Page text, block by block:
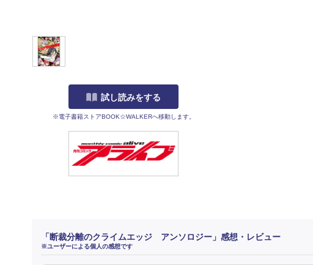
試し読みをする
※電子書籍ストアBOOK☆WALKERへ移動します。
「断裁分離のクライムエッジ アンソロジー」感想・レビュー
※ユーザーによる個人の感想です